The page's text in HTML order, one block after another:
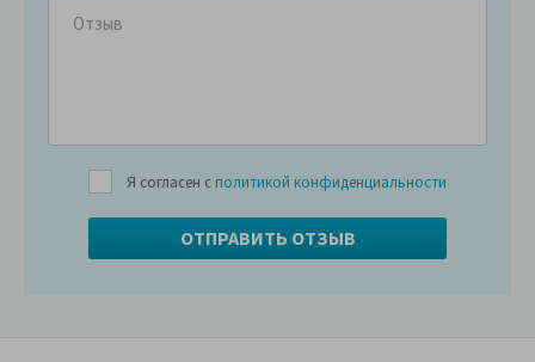
Я согласен с политикой конфиденциальности